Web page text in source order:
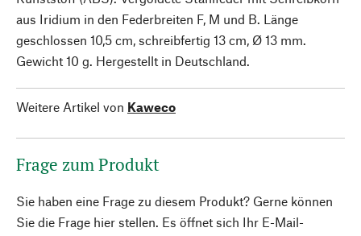
aus Iridium in den Federbreiten F, M und B. Länge
geschlossen 10,5 cm, schreibfertig 13 cm, Ø 13 mm.
Gewicht 10 g. Hergestellt in Deutschland.
Weitere Artikel von Kaweco
Frage zum Produkt
Sie haben eine Frage zu diesem Produkt? Gerne können
Sie die Frage hier stellen. Es öffnet sich Ihr E-Mail-